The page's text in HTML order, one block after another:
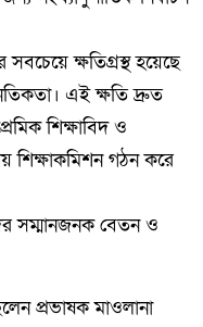
ক্ষতিগ্রস্থ হয়েছে
এই ক্ষতি দ্রুত
শিক্ষাবিদ ও
শিক্ষাকমিশন গঠন করে
সম্মানজনক বেতন ও
প্রভাষক মাওলানা